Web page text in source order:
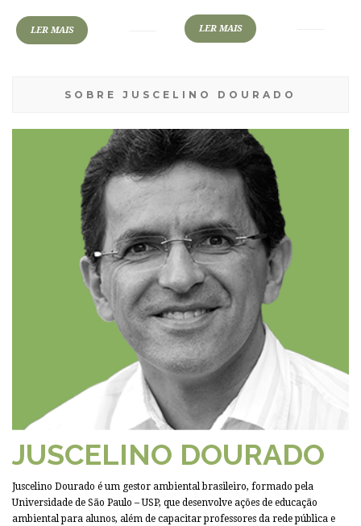
LER MAIS LER MAIS
SOBRE JUSCELINO DOURADO
JUSCELINO DOURADO
Juscelino Dourado é um gestor ambiental brasileiro, formado pela
Universidade de São Paulo – USP, que desenvolve ações de educação
ambiental para alunos, além de capacitar professores da rede pública e